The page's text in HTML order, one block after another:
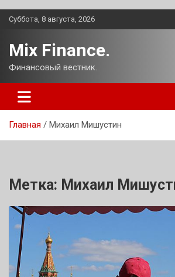
Перейти
Суббота, 8 августа, 2026
Mix Finance.
Финансовый вестник.
Главная Михаил Мишустин
Метка: Михаил